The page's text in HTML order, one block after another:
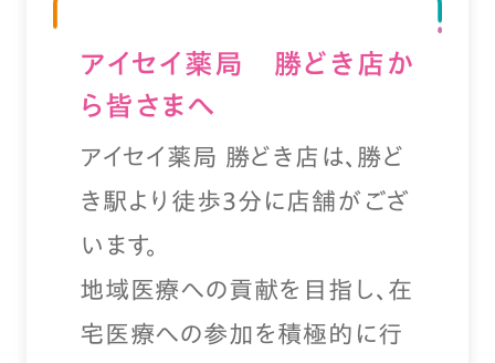
アイセイ薬局 勝どき店か
ら皆さまへ
アイセイ薬局 勝どき店は、勝ど
き駅より徒歩3分に店舗がござ
います。
地域医療への貢献を目指し、在
宅医療への参加を積極的に行